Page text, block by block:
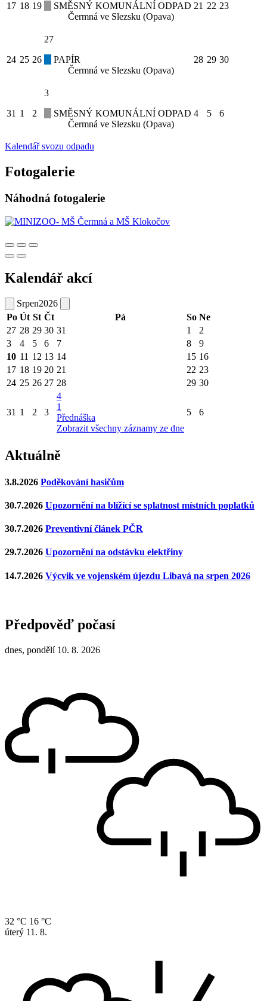
17 18 19
SMĚSNÝ KOMUNÁLNÍ ODPAD
Čermná ve Slezsku (Opava)
21 22 23
24 25 26
27
PAPÍR
Čermná ve Slezsku (Opava)
28 29 30
31 1 2
3
SMĚSNÝ KOMUNÁLNÍ ODPAD
Čermná ve Slezsku (Opava)
4 5 6
Kalendář svozu odpadu
Fotogalerie
Náhodná fotogalerie
Kalendář akcí
Srpen2026
Po Út St Čt Pá So Ne
27 28 29 30 31 1
2
3
4 5 6 7 8
9
10 11 12 13 14 15 16
17 18 19 20 21 22 23
24 25 26 27 28 29 30
31 1 2 3
4
1
Přednáška
Zobrazit všechny záznamy ze dne
5 6
Aktuálně
3.8.2026 Poděkování hasičům
30.7.2026 Upozornění na blížící se splatnost místních poplatků
30.7.2026 Preventivní článek PČR
29.7.2026 Upozornění na odstávku elektřiny
14.7.2026 Výcvik ve vojenském újezdu Libavá na srpen 2026
Předpověď počasí
dnes, pondělí 10. 8. 2026
32 °C 16 °C
úterý 11. 8.